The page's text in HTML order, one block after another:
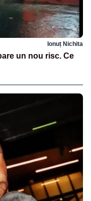
Ionuț Nichita
un nou risc. Ce